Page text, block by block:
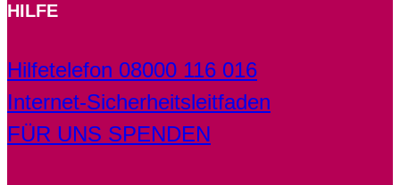
HILFE
Hilfetelefon 08000 116 016
Internet-Sicherheitsleitfaden
FÜR UNS SPENDEN